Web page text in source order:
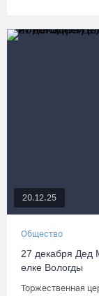
20.12.25
Общество
27 декабря Дед
елке Вологды
Торжественная